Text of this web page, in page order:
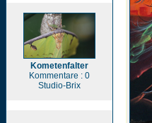
Kometenfalter
Kommentare : 0
Studio-Brix